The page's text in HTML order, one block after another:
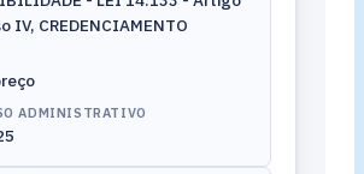
IV, CREDENCIAMENTO
ADMINISTRATIVO